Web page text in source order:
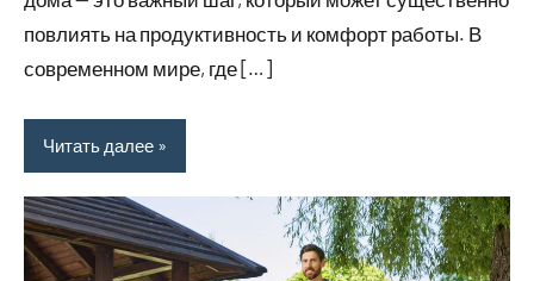
повлиять на продуктивность и комфорт работы. В
современном мире, где […]
Читать далее